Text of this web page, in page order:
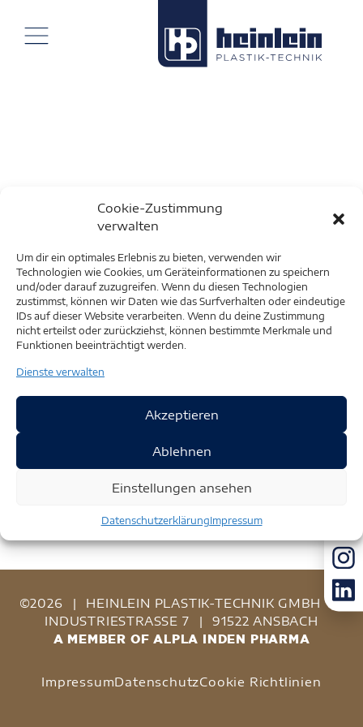
Cookie-Zustimmung
verwalten
Um dir ein optimales Erlebnis zu bieten, verwenden wir
Technologien wie Cookies, um Geräteinformationen zu speichern
und/oder darauf zuzugreifen. Wenn du diesen Technologien
zustimmst, können wir Daten wie das Surfverhalten oder eindeutige
IDs auf dieser Website verarbeiten. Wenn du deine Zustimmung
nicht erteilst oder zurückziehst, können bestimmte Merkmale und
Funktionen beeinträchtigt werden.
Dienste verwalten
Akzeptieren
Ablehnen
Einstellungen ansehen
DatenschutzerklärungImpressum
©2026 | HEINLEIN PLASTIK-TECHNIK GMBH
|
INDUSTRIESTRASSE 7
| 91522 ANSBACH
A MEMBER OF ALPLA INDEN PHARMA
ImpressumDatenschutzCookie Richtlinien